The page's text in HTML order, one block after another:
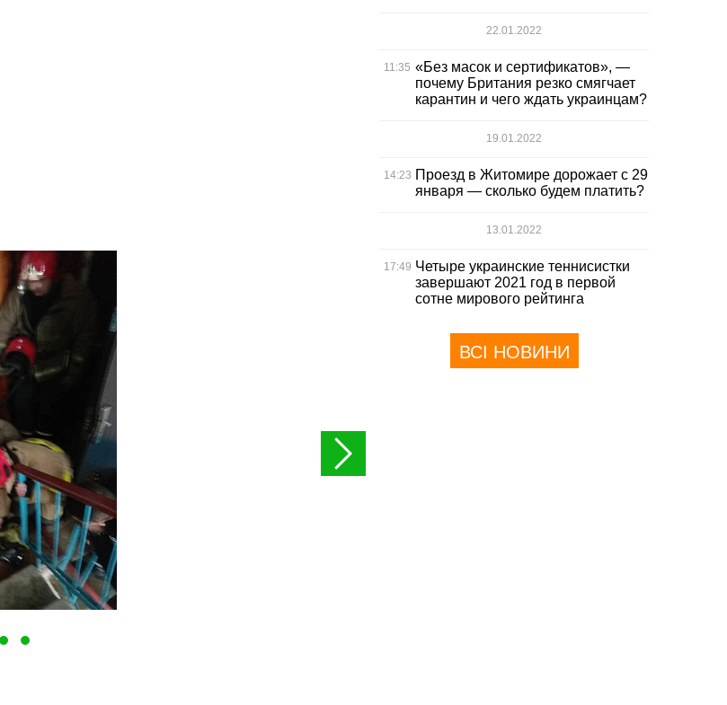
22.01.2022
11:35 «Без масок и сертификатов», —
почему Британия резко смягчает
карантин и чего ждать украинцам?
19.01.2022
14:23 Проезд в Житомире дорожает с 29
января — сколько будем платить?
13.01.2022
17:49 Четыре украинские теннисистки
завершают 2021 год в первой
сотне мирового рейтинга
ВСІ НОВИНИ